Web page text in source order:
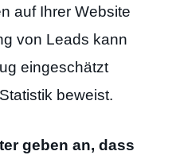
auf Ihrer Website
von Leads kann
eingeschätzt
beweist.
geben an, dass